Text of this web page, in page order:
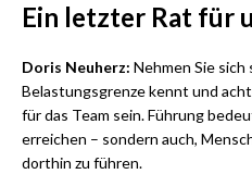
Ein letzter Rat für
Doris Neuherz: Nehmen Sie
Belastungsgrenze kennt und
für das Team sein. Führung
erreichen – sondern auch,
dorthin zu führen.